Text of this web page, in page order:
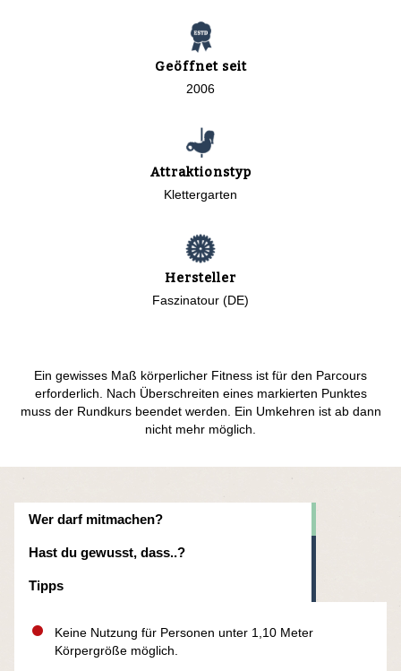
Geöffnet seit
2006
Attraktionstyp
Klettergarten
Hersteller
Faszinatour (DE)
Ein gewisses Maß körperlicher Fitness ist für den Parcours
erforderlich. Nach Überschreiten eines markierten Punktes
muss der Rundkurs beendet werden. Ein Umkehren ist ab dann
nicht mehr möglich.
Wer darf mitmachen?
Keine Nutzung für Personen unter 1,10 Meter
Körpergröße möglich.
Hast du gewusst, dass..?
Tipps